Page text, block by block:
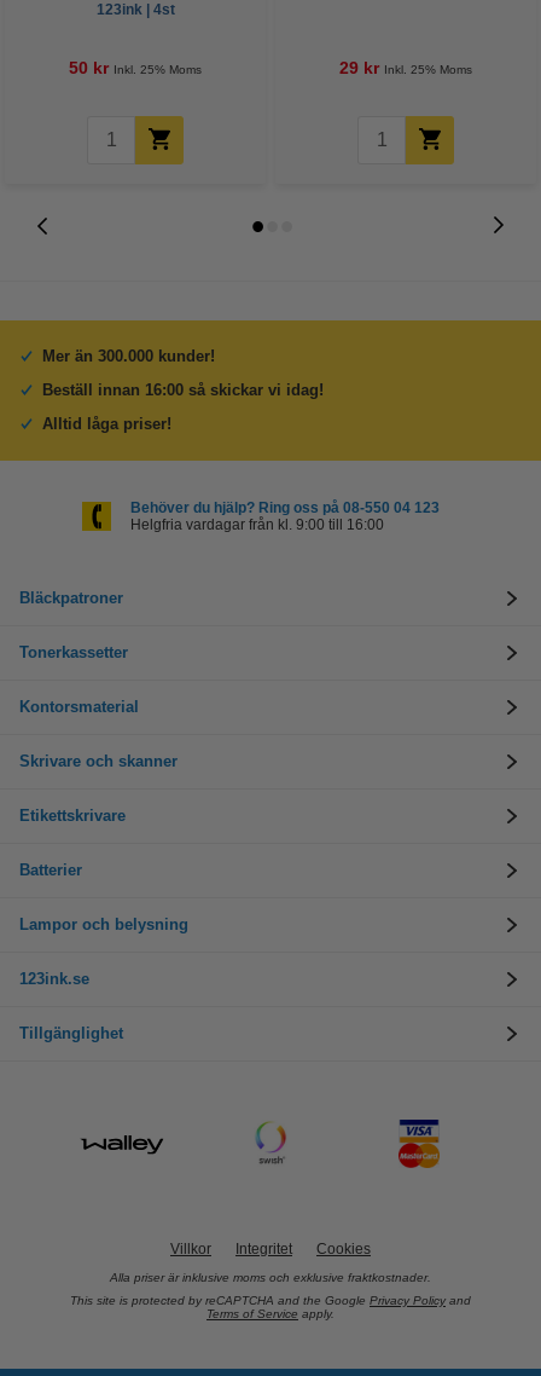
123ink | 4st
50 kr Inkl. 25% Moms 29 kr Inkl. 25% Moms
Mer än 300.000 kunder!
Beställ innan 16:00 så skickar vi idag!
Alltid låga priser!
Behöver du hjälp? Ring oss på 08-550 04 123
Helgfria vardagar från kl. 9:00 till 16:00
Bläckpatroner
Tonerkassetter
Kontorsmaterial
Skrivare och skanner
Etikettskrivare
Batterier
Lampor och belysning
123ink.se
Tillgänglighet
Villkor Integritet Cookies
Alla priser är inklusive moms och exklusive fraktkostnader.
This site is protected by reCAPTCHA and the Google Privacy Policy and
Terms of Service apply.